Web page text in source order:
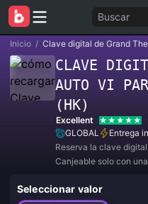
Buscar
Inicio / Clave digital de Grand
CLAVE
AUTO VI
(HK)
Excellent
GLOBAL
Entrega
Reserva la clave
Canjeable solo con
Seleccionar valor